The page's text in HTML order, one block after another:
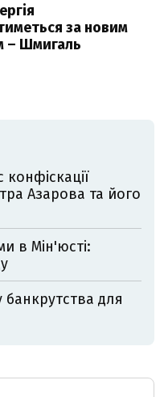
за новим
– Шмигаль
Азарова та його
в Мін'юсті:
для